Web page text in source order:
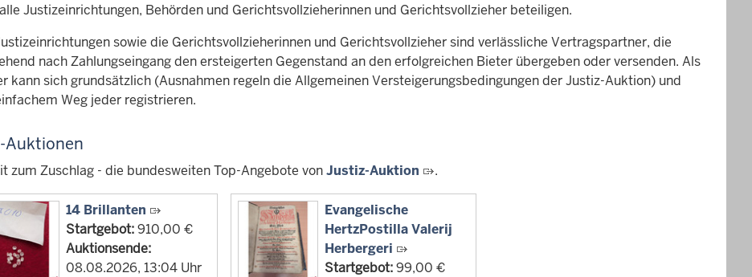
Justizeinrichtungen, Behörden und Gerichtsvollzieherinnen und Gerichtsvollzieher beteiligen.
sowie die Gerichtsvollzieherinnen und Gerichtsvollzieher sind verlässliche Vertragspartner, die
nach Zahlungseingang den ersteigerten Gegenstand an den erfolgreichen Bieter übergeben oder versenden. Als
kann sich grundsätzlich (Ausnahmen regeln die Allgemeinen Versteigerungsbedingungen der Justiz-Auktion) und
Weg jeder registrieren.
Auktionen
zum Zuschlag - die bundesweiten Top-Angebote vonJustiz-Auktion .
14 Brillanten
Startgebot:910,00 €
Auktionsende:
08.08.2026, 13:04 Uhr
Evangelische
HertzPostilla Valerij
Herbergeri
Startgebot:99,00 €